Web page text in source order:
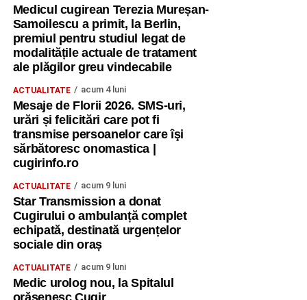
Medicul cugirean Terezia Mureșan-
Samoilescu a primit, la Berlin,
premiul pentru studiul legat de
modalitățile actuale de tratament
ale plăgilor greu vindecabile
ACTUALITATE acum 4 luni
Mesaje de Florii 2026. SMS-uri,
urări și felicitări care pot fi
transmise persoanelor care îşi
sărbătoresc onomastica |
cugirinfo.ro
ACTUALITATE acum 9 luni
Star Transmission a donat
Cugirului o ambulanță complet
echipată, destinată urgențelor
sociale din oraș
ACTUALITATE acum 9 luni
Medic urolog nou, la Spitalul
orășenesc Cugir